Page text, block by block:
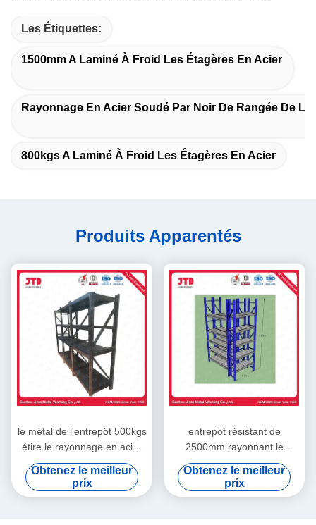
Les Étiquettes:
1500mm A Laminé À Froid Les Étagères En Acier
Rayonnage En Acier Soudé Par Noir De Rangée De La
800kgs A Laminé À Froid Les Étagères En Acier
Produits Apparentés
le métal de l'entrepôt 500kgs
étire le rayonnage en acier
soudé par noir de rangée de
la BV 4
Obtenez le meilleur
prix
entrepôt résistant de
2500mm rayonnant le
rayonnage commercial de la
rangée 2000kgs 6
Obtenez le meilleur
prix